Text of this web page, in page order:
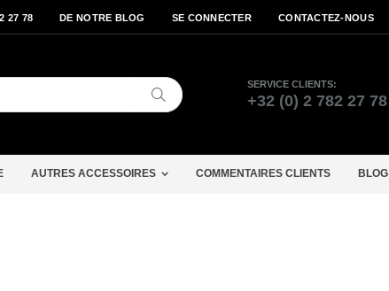
27 78 DE NOTRE BLOG SE CONNECTER CONTACTEZ-NOUS
Chercher
SERVICE CLIENTS:
+32 (0) 2 782 27 78
AUTRES ACCESSOIRES COMMENTAIRES CLIENTS BLOG